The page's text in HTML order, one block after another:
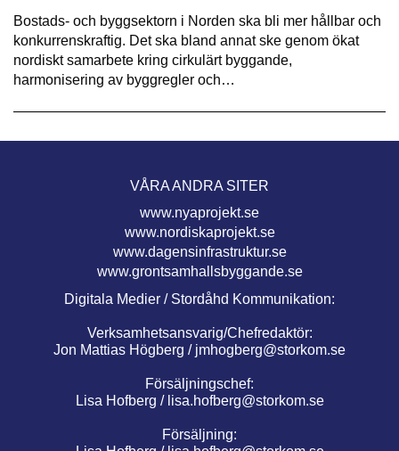
Bostads- och byggsektorn i Norden ska bli mer hållbar och
konkurrenskraftig. Det ska bland annat ske genom ökat
nordiskt samarbete kring cirkulärt byggande,
harmonisering av byggregler och…
VÅRA ANDRA SITER
www.nyaprojekt.se
www.nordiskaprojekt.se
www.dagensinfrastruktur.se
www.grontsamhallsbyggande.se
Digitala Medier / Stordåhd Kommunikation:
Verksamhetsansvarig/Chefredaktör:
Jon Mattias Högberg / jmhogberg@storkom.se
Försäljningschef:
Lisa Hofberg / lisa.hofberg@storkom.se
Försäljning: